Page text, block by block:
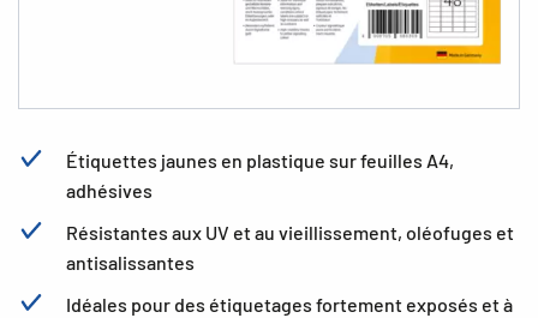
Étiquettes jaunes en plastique sur feuilles A4,
adhésives
Résistantes aux UV et au vieillissement, oléofuges et
antisalissantes
Idéales pour des étiquetages fortement exposés et à